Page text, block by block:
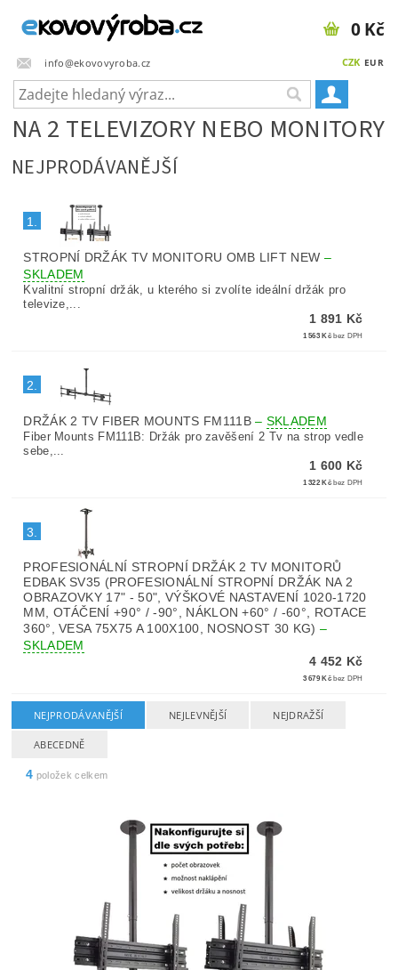
info@ekovovyroba.cz CZK EUR
0 Kč
NA 2 TELEVIZORY NEBO MONITORY
NEJPRODÁVANĚJŠÍ
1.
STROPNÍ DRŽÁK TV MONITORU OMB LIFT NEW –
SKLADEM
Kvalitní stropní držák, u kterého si zvolíte ideální držák pro
televize,...
1 891 Kč
1 563 Kč bez DPH
2.
DRŽÁK 2 TV FIBER MOUNTS FM111B– SKLADEM
Fiber Mounts FM111B: Držák pro zavěšení 2 Tv na strop vedle
sebe,...
1 600 Kč
1 322 Kč bez DPH
3.
PROFESIONÁLNÍ STROPNÍ DRŽÁK 2 TV MONITORŮ
EDBAK SV35 (PROFESIONÁLNÍ STROPNÍ DRŽÁK NA 2
OBRAZOVKY 17" - 50", VÝŠKOVÉ NASTAVENÍ 1020-1720
MM, OTÁČENÍ +90° / -90°, NÁKLON +60° / -60°, ROTACE
360°, VESA 75X75 A 100X100, NOSNOST 30 KG)–
SKLADEM
4 452 Kč
3 679 Kč bez DPH
NEJPRODÁVANĚJŠÍ NEJLEVNĚJŠÍ NEJDRAŽŠÍ
ABECEDNĚ
4 položek celkem